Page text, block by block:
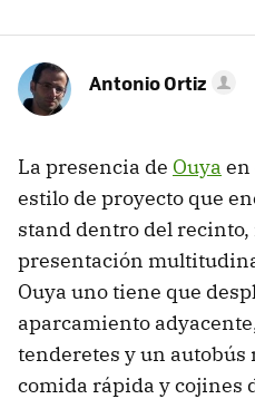
Antonio Ortiz
La presencia de Ouya en
estilo de proyecto que
stand dentro del recinto,
presentación
Ouya uno tiene que
aparcamiento
tenderetes y un autobús
comida rápida y cojines